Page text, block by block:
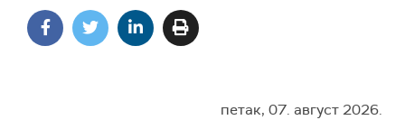
петак, 07. август 2026.